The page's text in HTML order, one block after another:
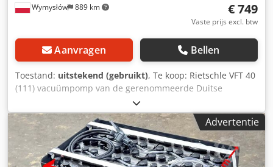
Wymysłów 889 km € 749
Vaste prijs excl. btw
Aanvragen Bellen
Toestand: uitstekend (gebruikt), Te koop: Rietschle VFT 40
(111) vacuümpomp van de gerenommeerde Duitse
fabrikant. Dit apparaat is ontworpen voor industriële
toepassingen die vacuümvereisten stellen, zoals in
verpakkingsmachines, drukpersen,
houtbewerkingsinstallaties, CNC-machines en
vacuümtransportsystemen. De pomp is uitgerust met een
Advertentie